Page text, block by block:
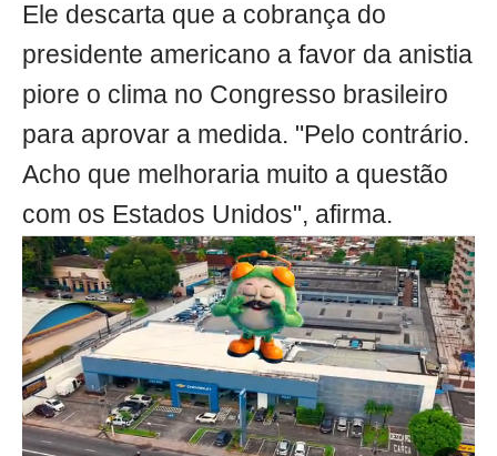
Ele descarta que a cobrança do
presidente americano a favor da anistia
piore o clima no Congresso brasileiro
para aprovar a medida. "Pelo contrário.
Acho que melhoraria muito a questão
com os Estados Unidos", afirma.